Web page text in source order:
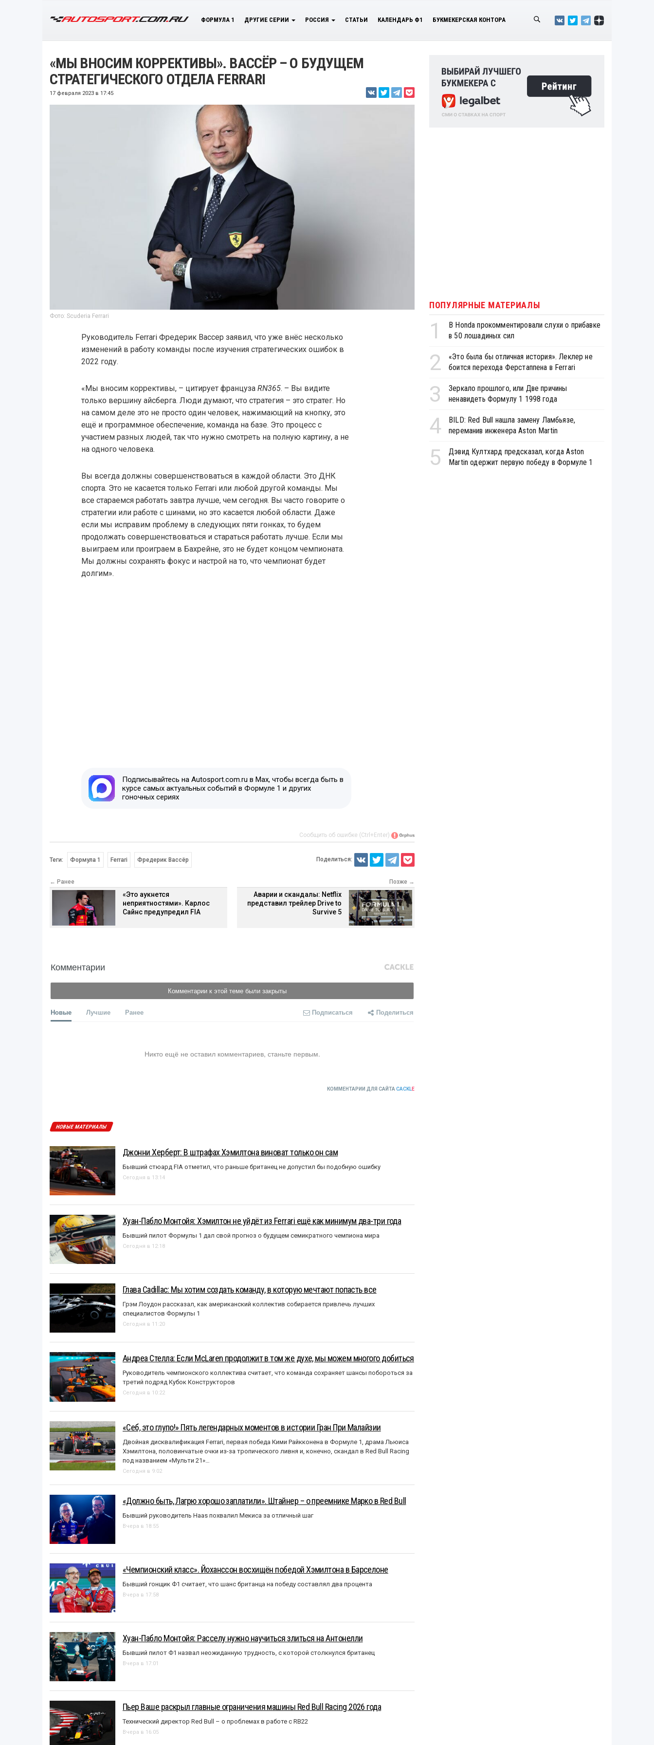
ФОРМУЛА 1 ДРУГИЕ СЕРИИ РОССИЯ СТАТЬИ КАЛЕНДАРЬ Ф1 БУКМЕКЕРСКАЯ КОНТОРА
«МЫ ВНОСИМ КОРРЕКТИВЫ». ВАССЁР – О БУДУЩЕМ
СТРАТЕГИЧЕСКОГО ОТДЕЛА FERRARI
17 февраля 2023 в 17:45
Фото: Scuderia Ferrari
Руководитель Ferrari Фредерик Вассер заявил, что уже внёс несколько
изменений в работу команды после изучения стратегических ошибок в
2022 году.
«Мы вносим коррективы, – цитирует француза RN365. – Вы видите
только вершину айсберга. Люди думают, что стратегия – это стратег. Но
на самом деле это не просто один человек, нажимающий на кнопку, это
ещё и программное обеспечение, команда на базе. Это процесс с
участием разных людей, так что нужно смотреть на полную картину, а не
на одного человека.
Вы всегда должны совершенствоваться в каждой области. Это ДНК
спорта. Это не касается только Ferrari или любой другой команды. Мы
все стараемся работать завтра лучше, чем сегодня. Вы часто говорите о
стратегии или работе с шинами, но это касается любой области. Даже
если мы исправим проблему в следующих пяти гонках, то будем
продолжать совершенствоваться и стараться работать лучше. Если мы
выиграем или проиграем в Бахрейне, это не будет концом чемпионата.
Мы должны сохранять фокус и настрой на то, что чемпионат будет
долгим».
Подписывайтесь на Autosport.com.ru в Max, чтобы всегда быть в
курсе самых актуальных событий в Формуле 1 и других
гоночных сериях
Сообщить об ошибке (Ctrl+Enter)
Теги: Формула 1 Ferrari Фредерик Вассёр Поделиться:
← Ранее
«Это аукнется
неприятностями». Карлос
Сайнс предупредил FIA
Позже →
Аварии и скандалы: Netflix
представил трейлер Drive to
Survive 5
Комментарии
Комментарии к этой теме были закрыты
Новые Лучшие Ранее Подписаться Поделиться
Никто ещё не оставил комментариев, станьте первым.
КОММЕНТАРИИ ДЛЯ САЙТА CACKLE
НОВЫЕ МАТЕРИАЛЫ
Джонни Херберт: В штрафах Хэмилтона виноват только он сам
Бывший стюард FIA отметил, что раньше британец не допустил бы подобную ошибку
Сегодня в 13:14
Хуан-Пабло Монтойя: Хэмилтон не уйдёт из Ferrari ещё как минимум два-три года
Бывший пилот Формулы 1 дал свой прогноз о будущем семикратного чемпиона мира
Сегодня в 12:18
Глава Cadillac: Мы хотим создать команду, в которую мечтают попасть все
Грэм Лоудон рассказал, как американский коллектив собирается привлечь лучших
специалистов Формулы 1
Сегодня в 11:20
Андреа Стелла: Если McLaren продолжит в том же духе, мы можем многого добиться
Руководитель чемпионского коллектива считает, что команда сохраняет шансы побороться за
третий подряд Кубок Конструкторов
Сегодня в 10:22
«Себ, это глупо!» Пять легендарных моментов в истории Гран При Малайзии
Двойная дисквалификация Ferrari, первая победа Кими Райкконена в Формуле 1, драма Льюиса
Хэмилтона, половинчатые очки из-за тропического ливня и, конечно, скандал в Red Bull Racing
под названием «Mульти 21»…
Сегодня в 9:02
«Должно быть, Лагрю хорошо заплатили». Штайнер – о преемнике Марко в Red Bull
Бывший руководитель Haas похвалил Мекиса за отличный шаг
Вчера в 18:55
«Чемпионский класс». Йоханссон восхищён победой Хэмилтона в Барселоне
Бывший гонщик Ф1 считает, что шанс британца на победу составлял два процента
Вчера в 17:58
Хуан-Пабло Монтойя: Расселу нужно научиться злиться на Антонелли
Бывший пилот Ф1 назвал неожиданную трудность, с которой столкнулся британец
Вчера в 17:01
Пьер Ваше раскрыл главные ограничения машины Red Bull Racing 2026 года
Технический директор Red Bull – о проблемах в работе с RB22
Вчера в 16:05
ПОПУЛЯРНЫЕ МАТЕРИАЛЫ
1
В Honda прокомментировали слухи о прибавке
в 50 лошадиных сил
2
«Это была бы отличная история». Леклер не
боится перехода Ферстаппена в Ferrari
3
Зеркало прошлого, или Две причины
ненавидеть Формулу 1 1998 года
4
BILD: Red Bull нашла замену Ламбьязе,
переманив инженера Aston Martin
5
Дэвид Култхард предсказал, когда Aston
Martin одержит первую победу в Формуле 1